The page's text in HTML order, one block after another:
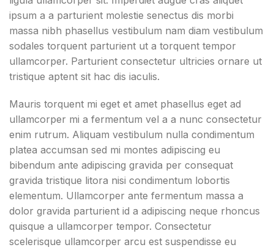
ipsum a a parturient molestie senectus dis morbi
massa nibh phasellus vestibulum nam diam vestibulum
sodales torquent parturient ut a torquent tempor
ullamcorper. Parturient consectetur ultricies ornare ut
tristique aptent sit hac dis iaculis.
Mauris torquent mi eget et amet phasellus eget ad
ullamcorper mi a fermentum vel a a nunc consectetur
enim rutrum. Aliquam vestibulum nulla condimentum
platea accumsan sed mi montes adipiscing eu
bibendum ante adipiscing gravida per consequat
gravida tristique litora nisi condimentum lobortis
elementum. Ullamcorper ante fermentum massa a
dolor gravida parturient id a adipiscing neque rhoncus
quisque a ullamcorper tempor. Consectetur
scelerisque ullamcorper arcu est suspendisse eu